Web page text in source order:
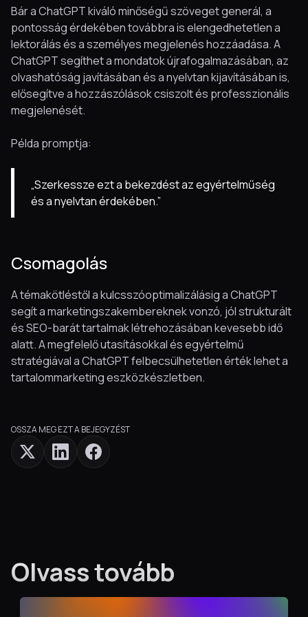
Bár a ChatGPT kiváló minőségű szöveget generál, a
pontosság érdekében továbbra is elengedhetetlen a
lektorálás és a személyes megjelenés hozzáadása. A
ChatGPT segíthet a mondatok újrafogalmazásában, az
olvashatóság javításában és a nyelvtan kijavításában is,
elősegítve a hozzászólások csiszolt és professzionális
megjelenését.
Példa promptja:
„Szerkessze ezt a bekezdést az egyértelműség
és a nyelvtan érdekében.”
Csomagolás
A témakötléstől a kulcsszóoptimalizálásig a ChatGPT
segít a marketingszakembereknek vonzó, jól strukturált
és SEO-barát tartalmak létrehozásában kevesebb idő
alatt. A megfelelő utasításokkal és egyértelmű
stratégiával a ChatGPT felbecsülhetetlen érték lehet a
tartalommarketing eszközkészletben.
OSSZA MEG EZT A BEJEGYZÉST
Olvass tovább